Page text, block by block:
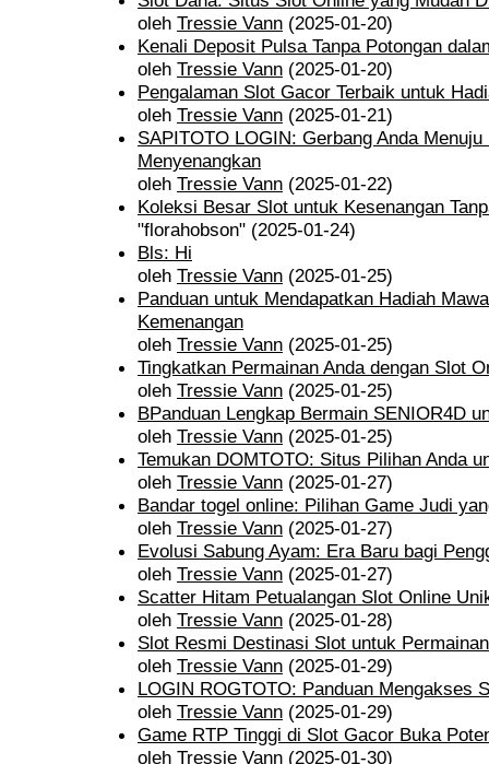
oleh Tressie Vann (2025-01-20)
Kenali Deposit Pulsa Tanpa Potongan
oleh Tressie Vann (2025-01-20)
Pengalaman Slot Gacor Terbaik untuk
oleh Tressie Vann (2025-01-21)
SAPITOTO LOGIN: Gerbang Anda
Menyenangkan
oleh Tressie Vann (2025-01-22)
Koleksi Besar Slot untuk Kesenangan
"florahobson" (2025-01-24)
Bls: Hi
oleh Tressie Vann (2025-01-25)
Panduan untuk Mendapatkan Hadiah
Kemenangan
oleh Tressie Vann (2025-01-25)
Tingkatkan Permainan Anda dengan Slot
oleh Tressie Vann (2025-01-25)
BPanduan Lengkap Bermain SENIOR4D
oleh Tressie Vann (2025-01-25)
Temukan DOMTOTO: Situs Pilihan Anda
oleh Tressie Vann (2025-01-27)
Bandar togel online: Pilihan Game Judi
oleh Tressie Vann (2025-01-27)
Evolusi Sabung Ayam: Era Baru bagi
oleh Tressie Vann (2025-01-27)
Scatter Hitam Petualangan Slot Online
oleh Tressie Vann (2025-01-28)
Slot Resmi Destinasi Slot untuk
oleh Tressie Vann (2025-01-29)
LOGIN ROGTOTO: Panduan Mengakses
oleh Tressie Vann (2025-01-29)
Game RTP Tinggi di Slot Gacor Buka
oleh Tressie Vann (2025-01-30)